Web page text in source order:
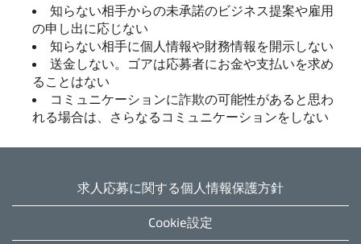
知らない相手からの未承諾のビジネス提案や雇用
の申し出に応じない
知らない相手に個人情報や財務情報を開示しない
送金しない。ゴアは応募者にお金や支払いを求め
ることはない
コミュニケーションに詐欺の可能性があると思わ
れる場合は、さらなるコミュニケーションをしない
求人応募に関する個人情報保護方針
Cookie設定